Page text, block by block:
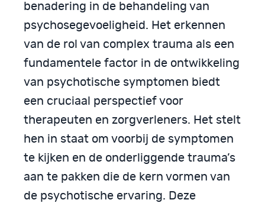
benadering in de behandeling van
psychosegevoeligheid. Het erkennen
van de rol van complex trauma als een
fundamentele factor in de ontwikkeling
van psychotische symptomen biedt
een cruciaal perspectief voor
therapeuten en zorgverleners. Het stelt
hen in staat om voorbij de symptomen
te kijken en de onderliggende trauma’s
aan te pakken die de kern vormen van
de psychotische ervaring. Deze